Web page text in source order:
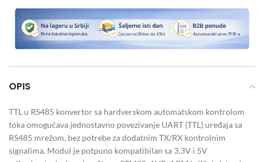
OPIS
TTL u RS485 konvertor sa hardverskom automatskom kontrolom
toka omogućava jednostavno povezivanje UART (TTL) uređaja sa
RS485 mrežom, bez potrebe za dodatnim TX/RX kontrolnim
signalima. Modul je potpuno kompatibilan sa 3.3V i 5V